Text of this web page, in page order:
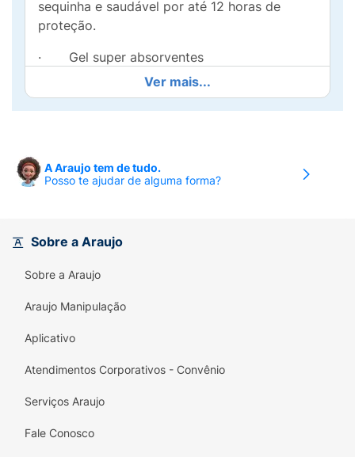
sequinha e saudável por até 12 horas de
proteção.
· Gel super absorventes
· Até 12horas de proteção
Ver mais...
A Araujo tem de tudo.
Posso te ajudar de alguma forma?
Sobre a Araujo
Sobre a Araujo
Araujo Manipulação
Aplicativo
Atendimentos Corporativos - Convênio
Serviços Araujo
Fale Conosco